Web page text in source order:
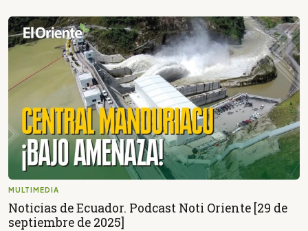
MULTIMEDIA
Noticias de Ecuador. Podcast Noti Oriente [29 de
septiembre de 2025]